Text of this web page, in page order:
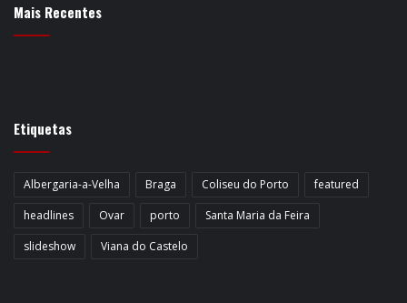
Mais Recentes
Etiquetas
Albergaria-a-Velha Braga Coliseu do Porto
featured
headlines
Ovar porto
Santa Maria da Feira
slideshow
Viana do Castelo